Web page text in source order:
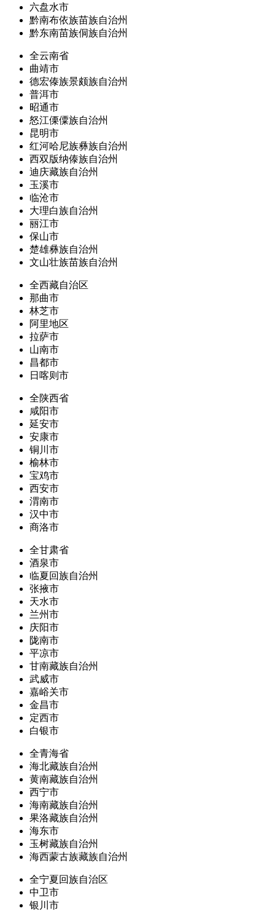
六盘水市
黔南布依族苗族自治州
黔东南苗族侗族自治州
全云南省
曲靖市
德宏傣族景颇族自治州
普洱市
昭通市
怒江傈僳族自治州
昆明市
红河哈尼族彝族自治州
西双版纳傣族自治州
迪庆藏族自治州
玉溪市
临沧市
大理白族自治州
丽江市
保山市
楚雄彝族自治州
文山壮族苗族自治州
全西藏自治区
那曲市
林芝市
阿里地区
拉萨市
山南市
昌都市
日喀则市
全陕西省
咸阳市
延安市
安康市
铜川市
榆林市
宝鸡市
西安市
渭南市
汉中市
商洛市
全甘肃省
酒泉市
临夏回族自治州
张掖市
天水市
兰州市
庆阳市
陇南市
平凉市
甘南藏族自治州
武威市
嘉峪关市
金昌市
定西市
白银市
全青海省
海北藏族自治州
黄南藏族自治州
西宁市
海南藏族自治州
果洛藏族自治州
海东市
玉树藏族自治州
海西蒙古族藏族自治州
全宁夏回族自治区
中卫市
银川市